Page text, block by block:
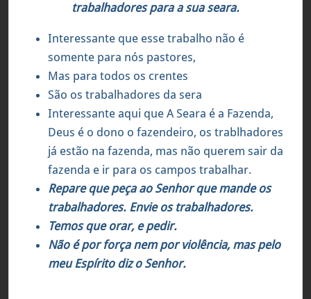
trabalhadores para a sua seara.
Interessante que esse trabalho não é
somente para nós pastores,
Mas para todos os crentes
São os trabalhadores da sera
Interessante aqui que A Seara é a Fazenda,
Deus é o dono o fazendeiro, os trablhadores
já estão na fazenda, mas não querem sair da
fazenda e ir para os campos trabalhar.
Repare que peça ao Senhor que mande os
trabalhadores. Envie os trabalhadores.
Temos que orar, e pedir.
Não é por força nem por violência, mas pelo
meu Espírito diz o Senhor.